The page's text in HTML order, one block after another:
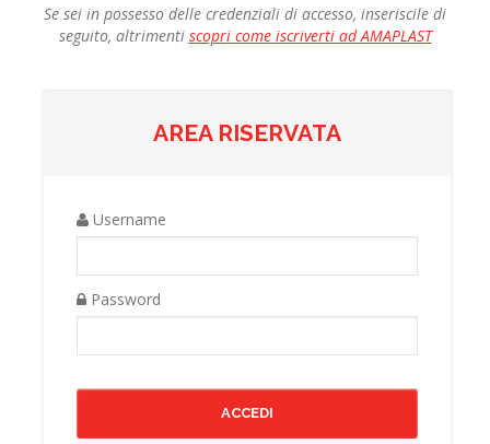
Se sei in possesso delle credenziali di accesso, inseriscile di
seguito, altrimenti scopri come iscriverti ad AMAPLAST
AREA RISERVATA
Username
Password